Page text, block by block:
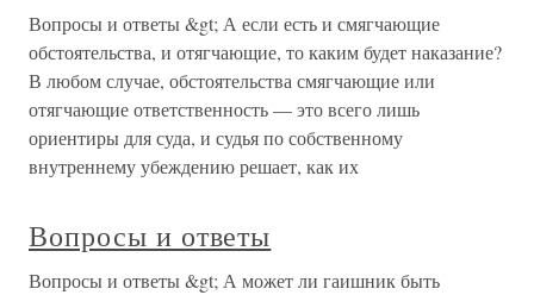
Вопросы и ответы &gt; А если есть и смягчающие
обстоятельства, и отягчающие, то каким будет наказание?
В любом случае, обстоятельства смягчающие или
отягчающие ответственность — это всего лишь
ориентиры для суда, и судья по собственному
внутреннему убеждению решает, как их
Вопросы и ответы
Вопросы и ответы &gt; А может ли гаишник быть